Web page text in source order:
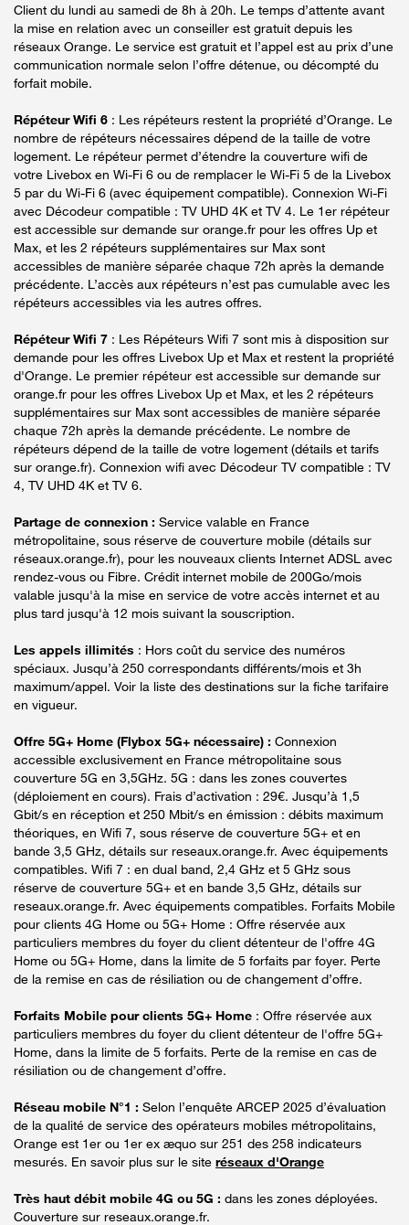
Client du lundi au samedi de 8h à 20h. Le temps d’attente avant
la mise en relation avec un conseiller est gratuit depuis les
réseaux Orange. Le service est gratuit et l’appel est au prix d’une
communication normale selon l’offre détenue, ou décompté du
forfait mobile.
Répéteur Wifi 6 : Les répéteurs restent la propriété d’Orange. Le
nombre de répéteurs nécessaires dépend de la taille de votre
logement. Le répéteur permet d’étendre la couverture wifi de
votre Livebox en Wi-Fi 6 ou de remplacer le Wi-Fi 5 de la Livebox
5 par du Wi-Fi 6 (avec équipement compatible). Connexion Wi-Fi
avec Décodeur compatible : TV UHD 4K et TV 4. Le 1er répéteur
est accessible sur demande sur orange.fr pour les offres Up et
Max, et les 2 répéteurs supplémentaires sur Max sont
accessibles de manière séparée chaque 72h après la demande
précédente. L’accès aux répéteurs n’est pas cumulable avec les
répéteurs accessibles via les autres offres.
Répéteur Wifi 7 : Les Répéteurs Wifi 7 sont mis à disposition sur
demande pour les offres Livebox Up et Max et restent la propriété
d'Orange. Le premier répéteur est accessible sur demande sur
orange.fr pour les offres Livebox Up et Max, et les 2 répéteurs
supplémentaires sur Max sont accessibles de manière séparée
chaque 72h après la demande précédente. Le nombre de
répéteurs dépend de la taille de votre logement (détails et tarifs
sur orange.fr). Connexion wifi avec Décodeur TV compatible : TV
4, TV UHD 4K et TV 6.
Partage de connexion : Service valable en France
métropolitaine, sous réserve de couverture mobile (détails sur
réseaux.orange.fr), pour les nouveaux clients Internet ADSL avec
rendez-vous ou Fibre. Crédit internet mobile de 200Go/mois
valable jusqu'à la mise en service de votre accès internet et au
plus tard jusqu'à 12 mois suivant la souscription.
Les appels illimités : Hors coût du service des numéros
spéciaux. Jusqu’à 250 correspondants différents/mois et 3h
maximum/appel. Voir la liste des destinations sur la fiche tarifaire
en vigueur.
Offre 5G+ Home (Flybox 5G+ nécessaire) : Connexion
accessible exclusivement en France métropolitaine sous
couverture 5G en 3,5GHz. 5G : dans les zones couvertes
(déploiement en cours). Frais d’activation : 29€. Jusqu’à 1,5
Gbit/s en réception et 250 Mbit/s en émission : débits maximum
théoriques, en Wifi 7, sous réserve de couverture 5G+ et en
bande 3,5 GHz, détails sur reseaux.orange.fr. Avec équipements
compatibles. Wifi 7 : en dual band, 2,4 GHz et 5 GHz sous
réserve de couverture 5G+ et en bande 3,5 GHz, détails sur
reseaux.orange.fr. Avec équipements compatibles. Forfaits Mobile
pour clients 4G Home ou 5G+ Home : Offre réservée aux
particuliers membres du foyer du client détenteur de l'offre 4G
Home ou 5G+ Home, dans la limite de 5 forfaits par foyer. Perte
de la remise en cas de résiliation ou de changement d’offre.
Forfaits Mobile pour clients 5G+ Home : Offre réservée aux
particuliers membres du foyer du client détenteur de l'offre 5G+
Home, dans la limite de 5 forfaits. Perte de la remise en cas de
résiliation ou de changement d’offre.
Réseau mobile N°1 : Selon l’enquête ARCEP 2025 d’évaluation
de la qualité de service des opérateurs mobiles métropolitains,
Orange est 1er ou 1er ex æquo sur 251 des 258 indicateurs
mesurés. En savoir plus sur le site réseaux d'Orange
Très haut débit mobile 4G ou 5G : dans les zones déployées.
Couverture sur reseaux.orange.fr.